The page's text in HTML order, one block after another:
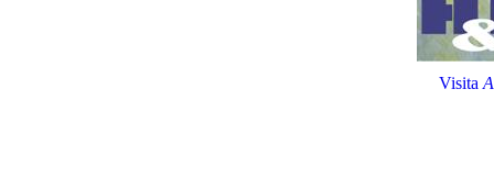
Visita